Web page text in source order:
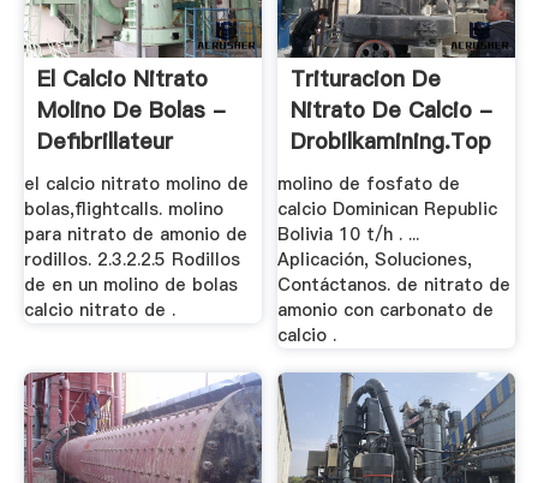
El Calcio Nitrato
Molino De Bolas -
Defibrillateur
el calcio nitrato molino de
bolas,flightcalls. molino
para nitrato de amonio de
rodillos. 2.3.2.2.5 Rodillos
de en un molino de bolas
calcio nitrato de .
Trituracion De
Nitrato De Calcio -
Drobilkamining.top
molino de fosfato de
calcio Dominican Republic
Bolivia 10 t/h . ...
Aplicación, Soluciones,
Contáctanos. de nitrato de
amonio con carbonato de
calcio .